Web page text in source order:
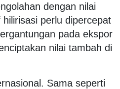
dengan nilai
perlu dipercepat
pada ekspor
nilai tambah di
Sama seperti